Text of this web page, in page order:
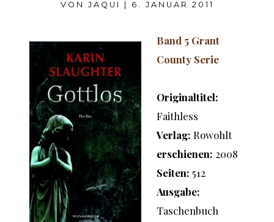
VON JAQUI 6. JANUAR 2011
Band 5 Grant
County Serie
Originaltitel:
Faithless
Verlag:Rowohlt
erschienen: 2008
Seiten: 512
Ausgabe:
Taschenbuch